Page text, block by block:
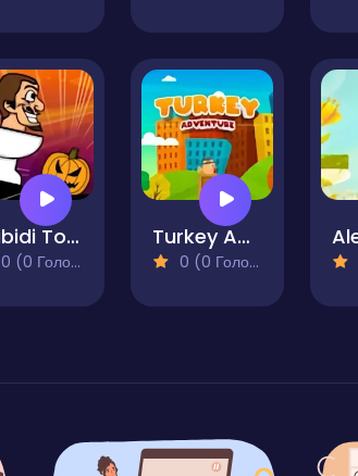
Skibidi Toilet And The Pumpkin
0 (0 Голосів)
Turkey Adventure Runner
0 (0 Голосів)